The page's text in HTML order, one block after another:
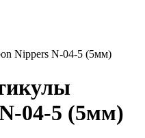
Nippers N-04-5 (5мм)
04-5 (5мм)